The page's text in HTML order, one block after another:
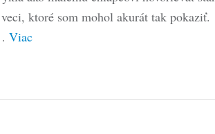
ktoré som mohol akurát tak pokaziť.
Viac